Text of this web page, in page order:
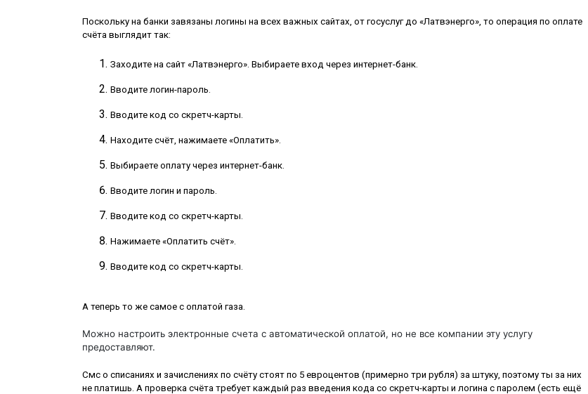
Поскольку на банки завязаны логины на всех важных сайтах, от госуслуг до «Латвэнерго», то операция по оплате
счёта выглядит так:
Заходите на сайт «Латвэнерго». Выбираете вход через интернет-банк.
Вводите логин-пароль.
Вводите код со скретч-карты.
Находите счёт, нажимаете «Оплатить».
Выбираете оплату через интернет-банк.
Вводите логин и пароль.
Вводите код со скретч-карты.
Нажимаете «Оплатить счёт».
Вводите код со скретч-карты.
А теперь то же самое с оплатой газа.
Можно настроить электронные счета с автоматической оплатой, но не все компании эту услугу
предоставляют.
Смс о списаниях и зачислениях по счёту стоят по 5 евроцентов (примерно три рубля) за штуку, поэтому ты за них
не платишь. А проверка счёта требует каждый раз введения кода со скретч-карты и логина с паролем (есть ещё